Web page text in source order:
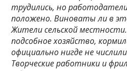
трудились, но
положено. Виноваты ли в
Жители сельской
подсобное хозяйство,
официально нигде не
Творческие работники и